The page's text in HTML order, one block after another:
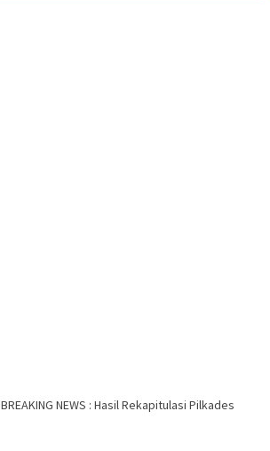
BREAKING NEWS : Hasil Rekapitulasi Pilkades